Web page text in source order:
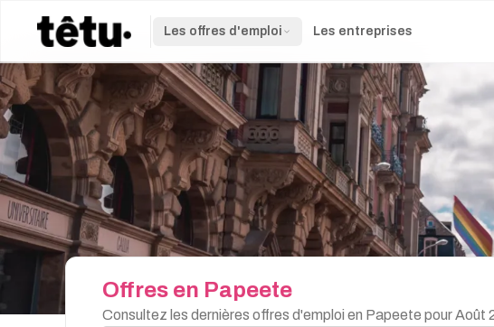
Les offres d'emploi Les entreprises
Offres en Papeete
Consultez les dernières offres d'emploi en Papeete pour Août